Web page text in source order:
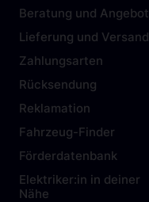
Beratung und Angebot
Lieferung und Versand
Zahlungsarten
Rücksendung
Reklamation
Fahrzeug-Finder
Förderdatenbank
Elektriker:in in deiner
Nähe